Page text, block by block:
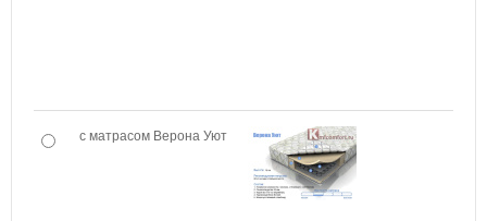
с матрасом Верона Уют